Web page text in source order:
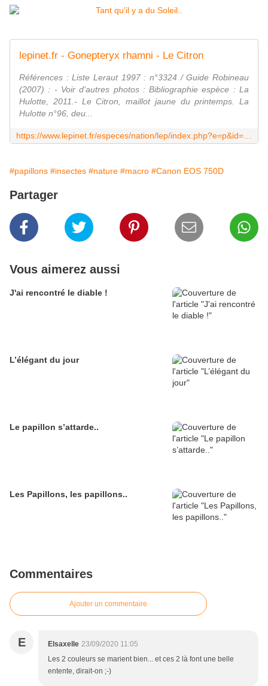
lepinet.fr - Gonepteryx rhamni - Le Citron
Références : Liste Leraut 1997 : n°3324 / Guide Robineau
(2007) : - Voir d'autres photos : Bibliographie espèce : La
Hulotte, 2011.- Le Citron, maillot jaune du printemps. La
Hulotte n°96, deu...
#papillons #insectes #nature #macro #Canon EOS 750D
Partager
Vous aimerez aussi
J'ai rencontré le diable !
L’élégant du jour
Le papillon s’attarde..
Les Papillons, les papillons..
Commentaires
Ajouter un commentaire
E Elsaxelle 23/09/2020 11:05
Les 2 couleurs se marient bien... et ces 2 là font une belle
entente, dirait-on ;-)